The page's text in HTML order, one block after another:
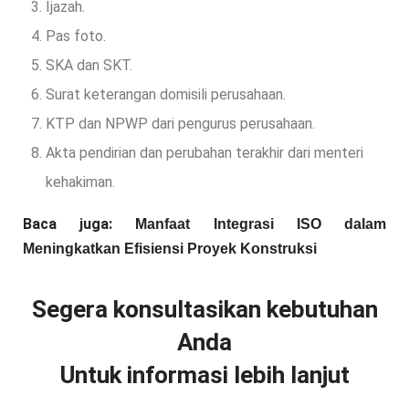
Ijazah.
Pas foto.
SKA dan SKT.
Surat keterangan domisili perusahaan.
KTP dan NPWP dari pengurus perusahaan.
Akta pendirian dan perubahan terakhir dari menteri
kehakiman.
Baca juga:
Manfaat Integrasi ISO dalam
Meningkatkan Efisiensi Proyek Konstruksi
Segera konsultasikan kebutuhan
Anda
Untuk informasi lebih lanjut